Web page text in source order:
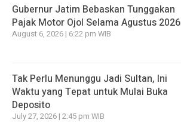
Gubernur Jatim Bebaskan Tunggakan
Pajak Motor Ojol Selama Agustus 2026
August 6, 2026 | 6:22 pm WIB
Tak Perlu Menunggu Jadi Sultan, Ini
Waktu yang Tepat untuk Mulai Buka
Deposito
July 27, 2026 | 2:45 pm WIB